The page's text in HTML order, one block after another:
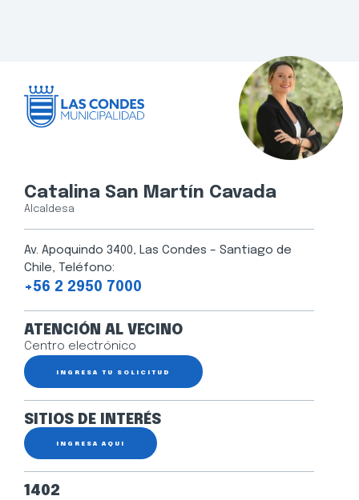
Catalina San Martín Cavada
Alcaldesa
Av. Apoquindo 3400, Las Condes – Santiago de
Chile, Teléfono:
+56 2 2950 7000
ATENCIÓN AL VECINO
Centro electrónico
INGRESA TU SOLICITUD
SITIOS DE INTERÉS
INGRESA AQUÍ
1402